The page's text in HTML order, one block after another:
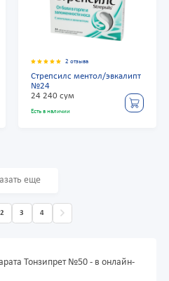
2 отзыва
Стрепсилс ментол/эвкалипт
№24
24 240 сум
Есть в наличии
еще
2 3 4
Тонзипрет №50 - в онлайн-